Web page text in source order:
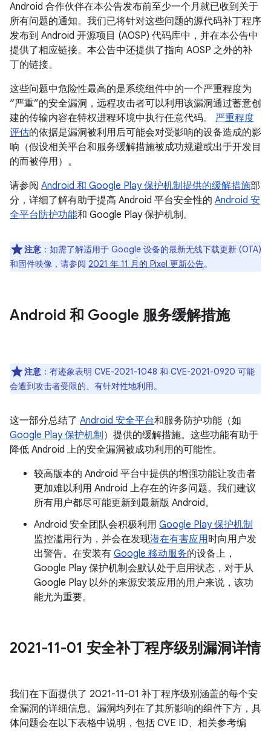
Android 合作伙伴在本公告发布前至少一个月就已收到关于
所有问题的通知。我们已将针对这些问题的源代码补丁程序
发布到 Android 开源项目 (AOSP) 代码库中，并在本公告中
提供了相应链接。本公告中还提供了指向 AOSP 之外的补
丁的链接。
这些问题中危险性最高的是系统组件中的一个严重程度为
“严重”的安全漏洞，远程攻击者可以利用该漏洞通过蓄意创
建的传输内容在特权进程环境中执行任意代码。 严重程度
评估的依据是漏洞被利用后可能会对受影响的设备造成的影
响（假设相关平台和服务缓解措施被成功规避或出于开发目
的而被停用）。
请参阅 Android 和 Google Play 保护机制提供的缓解措施部
分，详细了解有助于提高 Android 平台安全性的 Android 安
全平台防护功能和 Google Play 保护机制。
注意 ：如需了解适用于 Google 设备的最新无线下载更新 (OTA)
和固件映像，请参阅 2021 年 11 月的 Pixel 更新公告。
Android 和 Google 服务缓解措施
注意 ：有迹象表明 CVE-2021-1048 和 CVE-2021-0920 可能
会遭到攻击者受限的、有针对性地利用。
这一部分总结了 Android 安全平台和服务防护功能（如
Google Play 保护机制 ）提供的缓解措施。这些功能有助于
降低 Android 上的安全漏洞被成功利用的可能性。
较高版本的 Android 平台中提供的增强功能让攻击者
更加难以利用 Android 上存在的许多问题。我们建议
所有用户都尽可能更新到最新版 Android。
Android 安全团队会积极利用 Google Play 保护机制
监控滥用行为，并会在发现潜在有害应用时向用户发
出警告。在安装有 Google 移动服务的设备上，
Google Play 保护机制会默认处于启用状态，对于从
Google Play 以外的来源安装应用的用户来说，该功
能尤为重要。
2021-11-01 安全补丁程序级别漏洞详情
我们在下面提供了 2021-11-01 补丁程序级别涵盖的每个安
全漏洞的详细信息。漏洞均列在了其所影响的组件下方，具
体问题会在以下表格中说明，包括 CVE ID、相关参考编